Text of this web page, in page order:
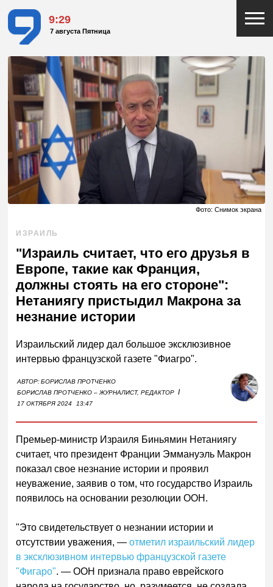
9:29
7 августа Пятница
Фото: Снимок экрана
ИЗРАИЛЬ
"Израиль считает, что его друзья в
Европе, такие как Франция,
должны стоять на его стороне":
Нетаниягу пристыдил Макрона за
незнание истории
Израильский лидер дал большое эксклюзивное
интервью французской газете "Фиагро".
АВТОР:БОРИСЛАВ ПРОТЧЕНКО
БОРИСЛАВ ПРОТЧЕНКО – ЖУРНАЛИСТ, РЕДАКТОР I
17 ОКТЯБРЯ 2024 13:47
Премьер-министр Израиля Биньямин Нетаниягу
считает, что президент Франции Эммануэль Макрон
показал свое незнание истории и проявил
неуважение, заявив о том, что государство Израиль
появилось на основании резолюции ООН.
"Это свидетельствует о незнании истории и
отсутствии уважения, —отметил израильский лидер
в эксклюзивном интервью французской газете
"Фигаро". — ООН признала право еврейского